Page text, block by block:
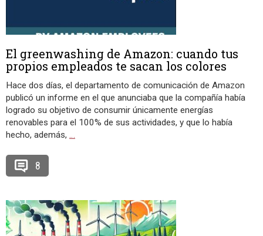
El greenwashing de Amazon: cuando tus
propios empleados te sacan los colores
Hace dos días, el departamento de comunicación de Amazon
publicó un informe en el que anunciaba que la compañía había
logrado su objetivo de consumir únicamente energías
renovables para el 100% de sus actividades, y que lo había
hecho, además, …
8